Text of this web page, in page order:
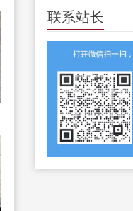
联系站长